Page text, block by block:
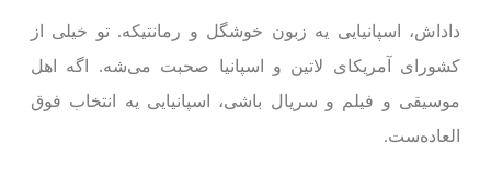
داداش، اسپانیایی یه زبون خوشگل و رمانتیکه. تو خیلی از
کشورای آمریکای لاتین و اسپانیا صحبت می‌شه. اگه اهل
موسیقی و فیلم و سریال باشی، اسپانیایی یه انتخاب فوق
العاده‌ست.